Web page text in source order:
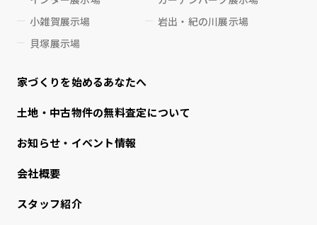
小雑賀展示場
岩出・紀の川展示場
貝塚展示場
家づくりを始めるあなたへ
⼟地・中古物件の無料査定について
お知らせ・イベント情報
会社概要
スタッフ紹介